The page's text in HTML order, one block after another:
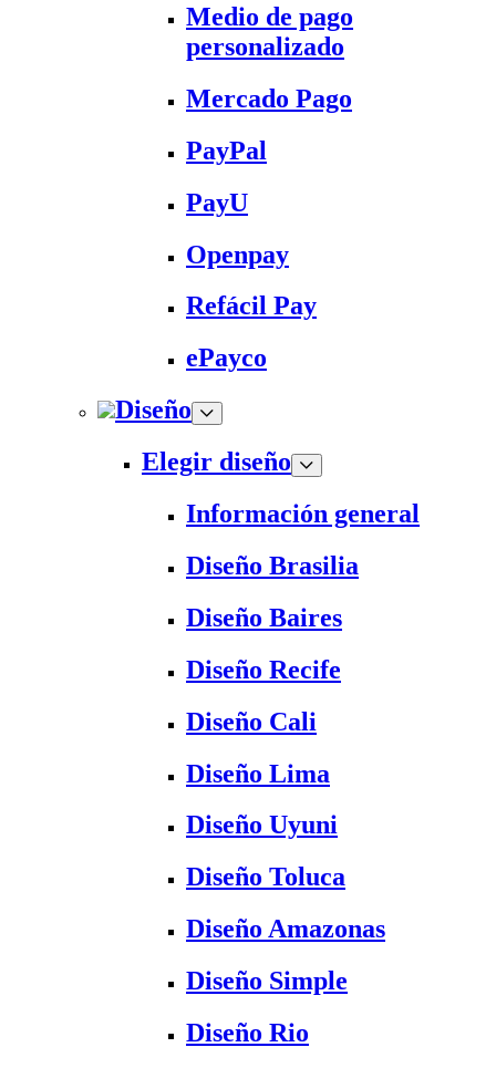
Medio de pago
personalizado
Mercado Pago
PayPal
PayU
Openpay
Refácil Pay
ePayco
Diseño
Elegir diseño
Información general
Diseño Brasilia
Diseño Baires
Diseño Recife
Diseño Cali
Diseño Lima
Diseño Uyuni
Diseño Toluca
Diseño Amazonas
Diseño Simple
Diseño Rio